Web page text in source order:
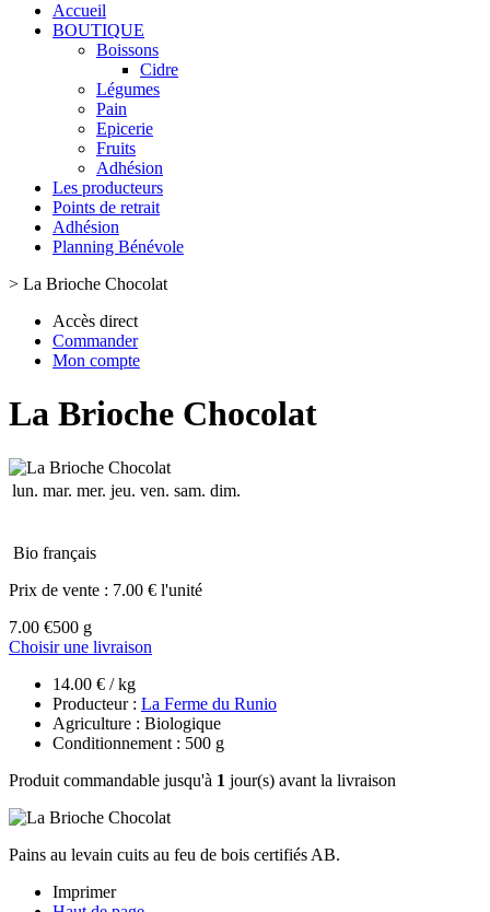
Accueil
BOUTIQUE
Boissons
Cidre
Légumes
Pain
Epicerie
Fruits
Adhésion
Les producteurs
Points de retrait
Adhésion
Planning Bénévole
> La Brioche Chocolat
Accès direct
Commander
Mon compte
La Brioche Chocolat
lun. mar. mer. jeu. ven. sam. dim.
Bio français
Prix de vente : 7.00 € l'unité
7.00 €500 g
Choisir une livraison
14.00 € / kg
Producteur : La Ferme du Runio
Agriculture : Biologique
Conditionnement : 500 g
Produit commandable jusqu'à 1 jour(s) avant la livraison
Pains au levain cuits au feu de bois certifiés AB.
Imprimer